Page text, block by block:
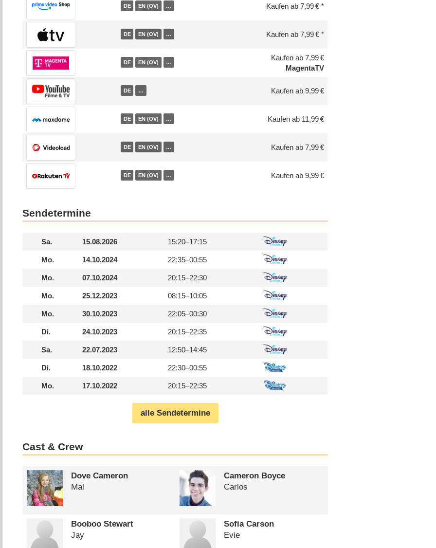
DE EN (OV) … Kaufen ab 7,99 €
DE EN (OV) … Kaufen ab 7,99 €
DE EN (OV) …
Kaufen ab 7,99 €
MagentaTV
DE … Kaufen ab 9,99 €
DE EN (OV) … Kaufen ab 11,99 €
DE EN (OV) … Kaufen ab 7,99 €
DE EN (OV) … Kaufen ab 9,99 €
Sendetermine
Sa. 15.08.2026 15:20–17:15
Mo. 14.10.2024 22:35–00:55
Mo. 07.10.2024 20:15–22:30
Mo. 25.12.2023 08:15–10:05
Mo. 30.10.2023 22:05–00:30
Di. 24.10.2023 20:15–22:35
Sa. 22.07.2023 12:50–14:45
Di. 18.10.2022 22:30–00:55
Mo. 17.10.2022 20:15–22:35
alle Sendetermine
Cast & Crew
Dove Cameron
Mal
Cameron Boyce
Carlos
Booboo Stewart
Jay
Sofia Carson
Evie